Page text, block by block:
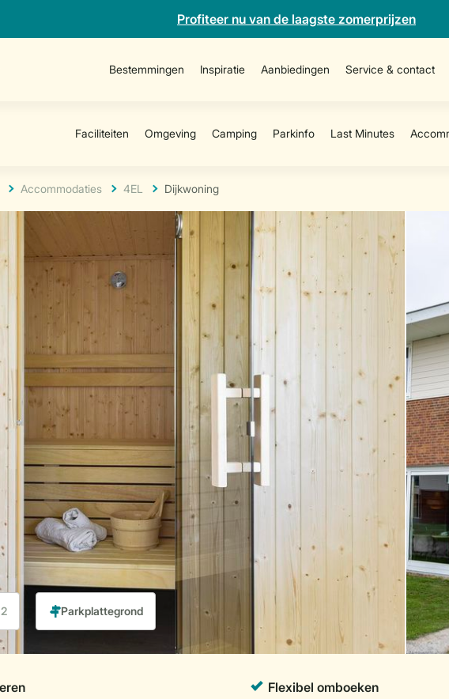
Profiteer nu van de laagste zomerprijzen
Bestemmingen Inspiratie Aanbiedingen Service & contact
Accommodaties 4EL Dijkwoning
2